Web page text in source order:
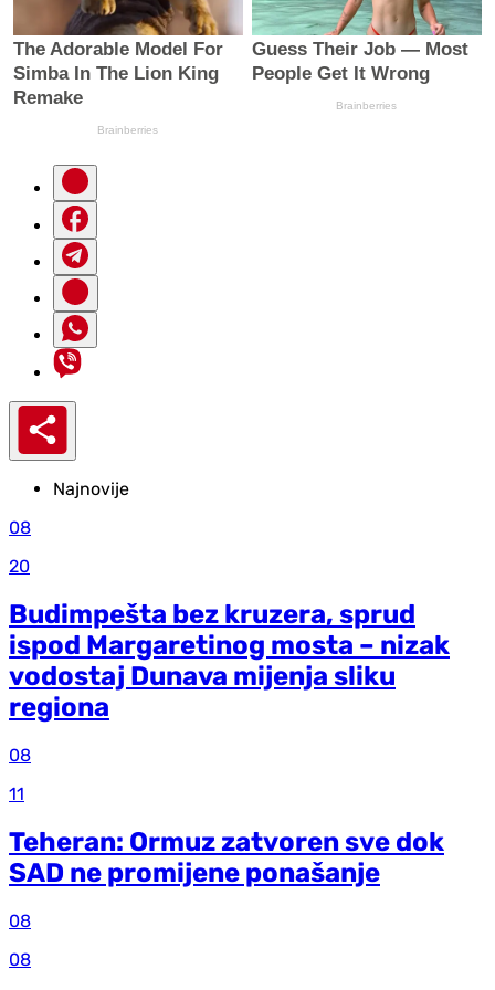
Najnovije
08
20
Budimpešta bez kruzera, sprud
ispod Margaretinog mosta – nizak
vodostaj Dunava mijenja sliku
regiona
08
11
Teheran: Ormuz zatvoren sve dok
SAD ne promijene ponašanje
08
08